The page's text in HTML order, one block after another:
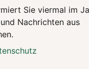
Sie viermal im
Nachrichten aus